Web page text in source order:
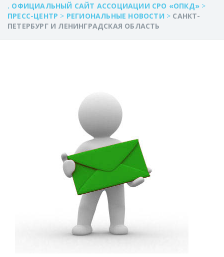
. ОФИЦИАЛЬНЫЙ САЙТ АССОЦИАЦИИ СРО «ОПКД» >
ПРЕСС-ЦЕНТР > РЕГИОНАЛЬНЫЕ НОВОСТИ > САНКТ-
ПЕТЕРБУРГ И ЛЕНИНГРАДСКАЯ ОБЛАСТЬ